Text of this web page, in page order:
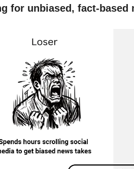
for unbiased, fact-based